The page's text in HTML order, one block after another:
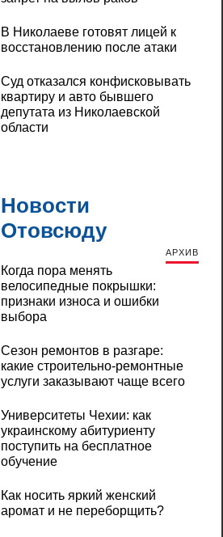
В Николаеве готовят лицей к
восстановлению после атаки
Суд отказался конфисковывать
квартиру и авто бывшего
депутата из Николаевской
области
Новости
Отовсюду
АРХИВ
Когда пора менять
велосипедные покрышки:
признаки износа и ошибки
выбора
Сезон ремонтов в разгаре:
какие строительно-ремонтные
услуги заказывают чаще всего
Университеты Чехии: как
украинскому абитуриенту
поступить на бесплатное
обучение
Как носить яркий женский
аромат и не переборщить?